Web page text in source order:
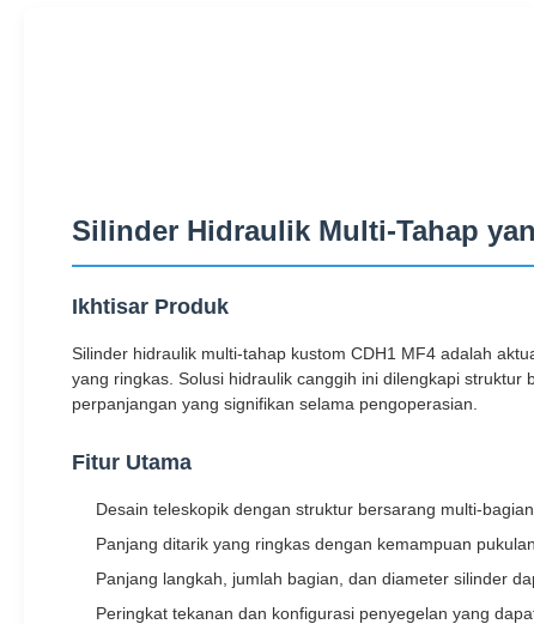
Silinder Hidraulik Multi-Tahap
Ikhtisar Produk
Silinder hidraulik multi-tahap kustom CDH1 MF4 adalah
yang ringkas. Solusi hidraulik canggih ini dilengkapi
perpanjangan yang signifikan selama pengoperasian.
Fitur Utama
Desain teleskopik dengan struktur bersarang multi-bagian
Panjang ditarik yang ringkas dengan kemampuan
Panjang langkah, jumlah bagian, dan diameter silinder
Peringkat tekanan dan konfigurasi penyegelan yang